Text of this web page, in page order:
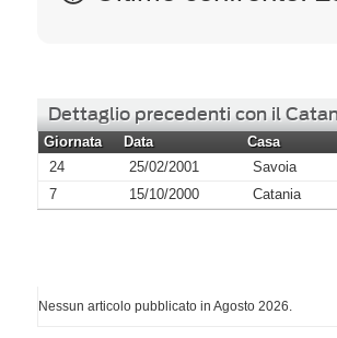
Dettaglio precedenti con il
Giornata Data Casa
24
25/02/2001 Savoia
7
15/10/2000 Catania
Nessun articolo pubblicato in Agosto 2026.